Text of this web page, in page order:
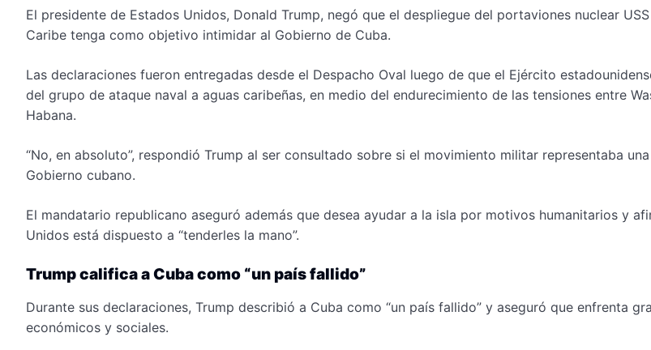
El presidente de Estados Unidos, Donald Trump, negó que el despliegue del portaviones nuclear
Caribe tenga como objetivo intimidar al Gobierno de Cuba.
Las declaraciones fueron entregadas desde el Despacho Oval luego de que el Ejército
del grupo de ataque naval a aguas caribeñas, en medio del endurecimiento de las tensiones entre
Habana.
“No, en absoluto”, respondió Trump al ser consultado sobre si el movimiento militar representaba
Gobierno cubano.
El mandatario republicano aseguró además que desea ayudar a la isla por motivos humanitarios y
Unidos está dispuesto a “tenderles la mano”.
Trump califica a Cuba como “un país fallido”
Durante sus declaraciones, Trump describió a Cuba como “un país fallido” y aseguró que enfrenta
económicos y sociales.